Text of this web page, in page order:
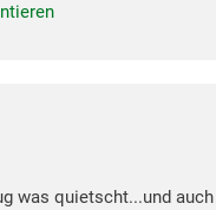
was quietscht...und